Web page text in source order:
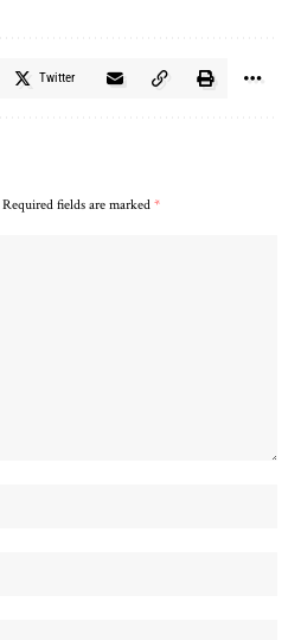
Twitter
Required fields are marked *